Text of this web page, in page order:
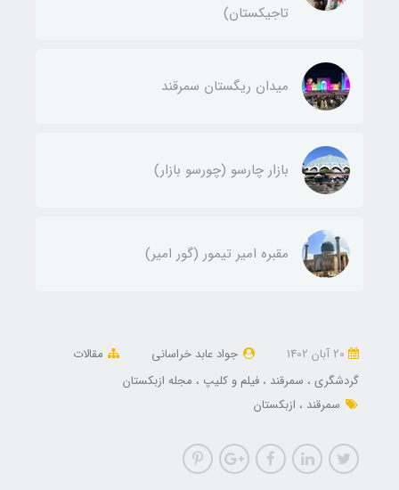
تاجیکستان)
میدان ریگستان سمرقند
بازار چارسو (چورسو بازار)
مقبره امیر تیمور (گور امیر)
جواد عابد خراسانی
مقالات
گردشگری
سمرقند فیلم و کلیپ
مجله ازبکستان
سمرقند
ازبکستان